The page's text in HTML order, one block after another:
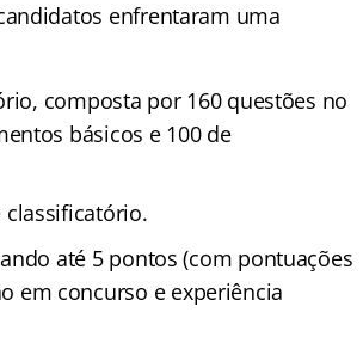
enfrentaram uma
composta por 160 questões no
básicos e 100 de
até 5 pontos (com pontuações
em concurso e experiência